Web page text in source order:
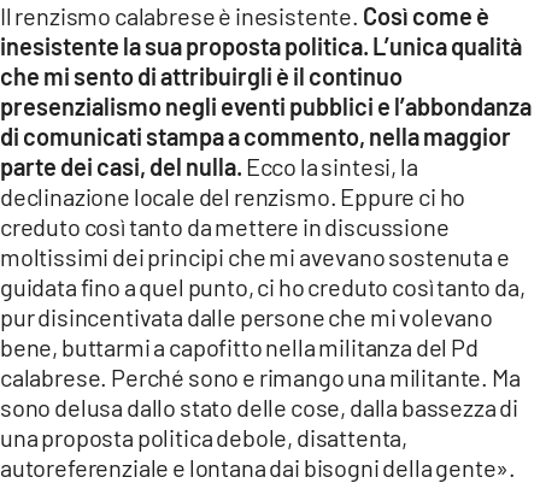
Il renzismo calabrese è inesistente. Così come è
inesistente la sua proposta politica. L’unica qualità
che mi sento di attribuirgli è il continuo
presenzialismo negli eventi pubblici e l’abbondanza
di comunicati stampa a commento, nella maggior
parte dei casi, del nulla. Ecco la sintesi, la
declinazione locale del renzismo. Eppure ci ho
creduto così tanto da mettere in discussione
moltissimi dei principi che mi avevano sostenuta e
guidata fino a quel punto, ci ho creduto così tanto da,
pur disincentivata dalle persone che mi volevano
bene, buttarmi a capofitto nella militanza del Pd
calabrese. Perché sono e rimango una militante. Ma
sono delusa dallo stato delle cose, dalla bassezza di
una proposta politica debole, disattenta,
autoreferenziale e lontana dai bisogni della gente».